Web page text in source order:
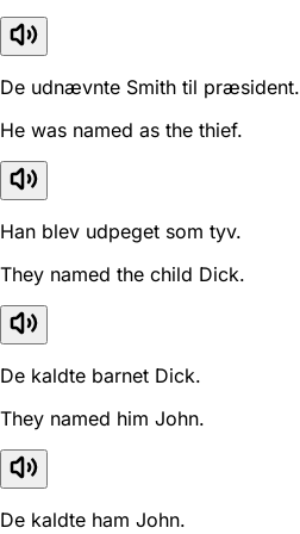
De udnævnte Smith til præsident.
He was named as the thief.
Han blev udpeget som tyv.
They named the child Dick.
De kaldte barnet Dick.
They named him John.
De kaldte ham John.